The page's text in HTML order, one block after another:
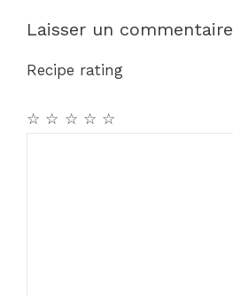
Laisser un commentaire
Recipe rating
☆
☆
☆
☆
☆